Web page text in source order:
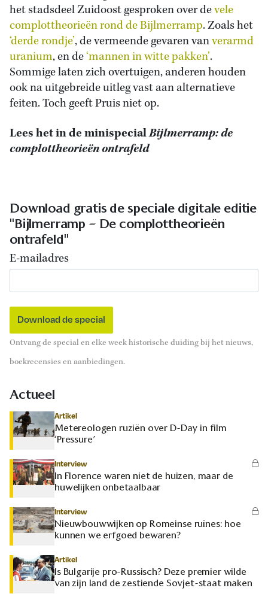
het stadsdeel Zuidoost gesproken over devele
complottheorieën rond de Bijlmerramp. Zoals het
‘derde rondje’, de vermeende gevaren vanverarmd
uranium, en de‘mannen in witte pakken’.
Sommige laten zich overtuigen, anderen houden
ook na uitgebreide uitleg vast aan alternatieve
feiten. Toch geeft Pruis niet op.
Lees het in de minispecialBijlmerramp: de
complottheorieën ontrafeld
Download gratis de speciale digitale editie
"Bijlmerramp – De complottheorieën
ontrafeld"
E-mailadres
Ontvang de special en elke week historische duiding bij het nieuws,
boekrecensies en aanbiedingen.
Actueel
Artikel
Metereologen ruziën over D-Day in film
‘Pressure’
Interview
In Florence waren niet de huizen, maar de
huwelijken onbetaalbaar
Interview
Nieuwbouwwijken op Romeinse ruïnes: hoe
kunnen we erfgoed bewaren?
Artikel
Is Bulgarije pro-Russisch? Deze premier wilde
van zijn land de zestiende Sovjet-staat maken